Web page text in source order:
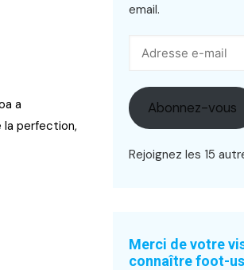
a
la perfection,
email.
Abonnez-vous
Rejoignez les 15
Merci de votre
connaître foot-